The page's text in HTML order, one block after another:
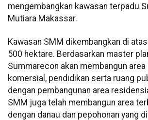
mengembangkan kawasan terpadu
Mutiara Makassar.
Kawasan SMM dikembangkan di
500 hektare. Berdasarkan master
Summarecon akan membangun
komersial, pendidikan serta ruang
dengan pembangunan area
SMM juga telah membangun area
dengan danau dan pepohonan yang